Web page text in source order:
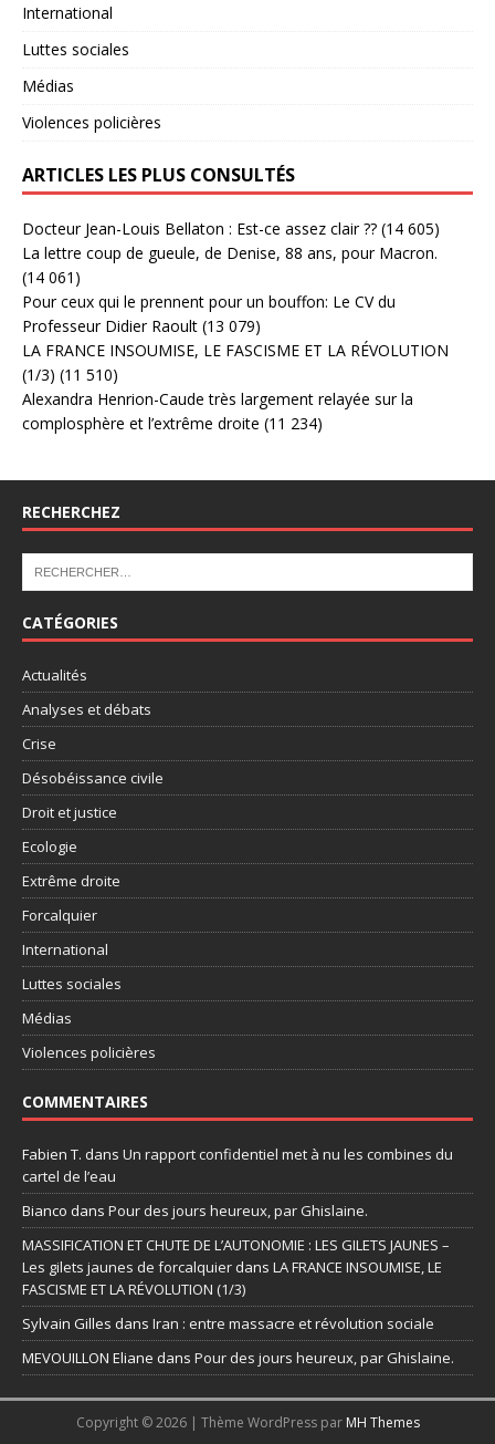
International
Luttes sociales
Médias
Violences policières
ARTICLES LES PLUS CONSULTÉS
Docteur Jean-Louis Bellaton : Est-ce assez clair ?? (14 605)
La lettre coup de gueule, de Denise, 88 ans, pour Macron.
(14 061)
Pour ceux qui le prennent pour un bouffon: Le CV du
Professeur Didier Raoult (13 079)
LA FRANCE INSOUMISE, LE FASCISME ET LA RÉVOLUTION
(1/3) (11 510)
Alexandra Henrion-Caude très largement relayée sur la
complosphère et l’extrême droite (11 234)
RECHERCHEZ
CATÉGORIES
Actualités
Analyses et débats
Crise
Désobéissance civile
Droit et justice
Ecologie
Extrême droite
Forcalquier
International
Luttes sociales
Médias
Violences policières
COMMENTAIRES
Fabien T. dans Un rapport confidentiel met à nu les combines du
cartel de l’eau
Bianco dans Pour des jours heureux, par Ghislaine.
MASSIFICATION ET CHUTE DE L’AUTONOMIE : LES GILETS JAUNES –
Les gilets jaunes de forcalquier dans LA FRANCE INSOUMISE, LE
FASCISME ET LA RÉVOLUTION (1/3)
Sylvain Gilles dans Iran : entre massacre et révolution sociale
MEVOUILLON Eliane dans Pour des jours heureux, par Ghislaine.
Copyright © 2026 | Thème WordPress par MH Themes